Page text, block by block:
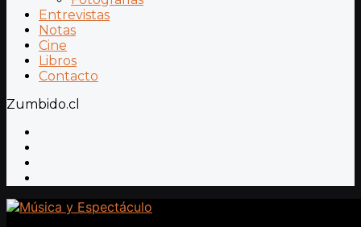
Entrevistas
Notas
Cine
Libros
Contacto
Zumbido.cl